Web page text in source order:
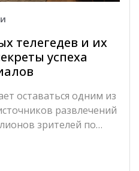
телегедев и их
успеха
оставаться одним из
развлечений
зрителей по…